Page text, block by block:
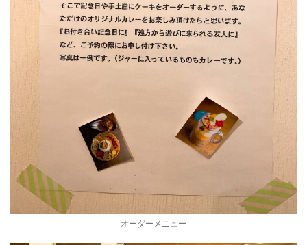
オーダーメニュー